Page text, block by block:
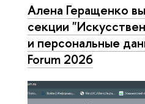
Алена Геращенко
секции
и персональные
Forum 2026